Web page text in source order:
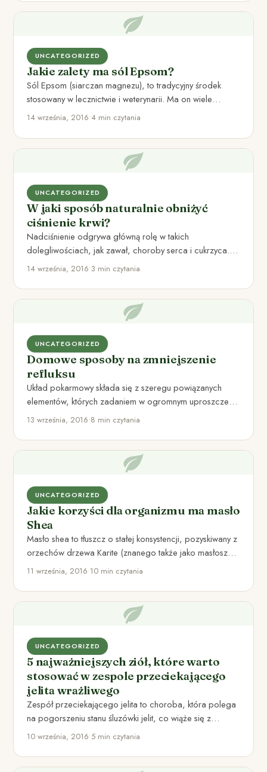
UNCATEGORIZED
Jakie zalety ma sól Epsom?
Sól Epsom (siarczan magnezu), to tradycyjny środek
stosowany w lecznictwie i weterynarii. Ma on wiele
korzyści zdrowotnych, stosuje…
14 września, 2016•4 min czytania
UNCATEGORIZED
W jaki sposób naturalnie obniżyć
ciśnienie krwi?
Nadciśnienie odgrywa główną rolę w takich
dolegliwościach, jak zawał, choroby serca i cukrzyca.
Nadciśnienie nie boli, ale niszczy…
14 września, 2016•3 min czytania
UNCATEGORIZED
Domowe sposoby na zmniejszenie
refluksu
Układ pokarmowy składa się z szeregu powiązanych
elementów, których zadaniem w ogromnym uproszczeniu
jest przetworzenie pokarmu na składniki…
13 września, 2016•8 min czytania
UNCATEGORIZED
Jakie korzyści dla organizmu ma masło
Shea
Masło shea to tłuszcz o stałej konsystencji, pozyskiwany z
orzechów drzewa Karite (znanego także jako masłosz
parka), które…
11 września, 2016•10 min czytania
UNCATEGORIZED
5 najważniejszych ziół, które warto
stosować w zespole przeciekającego
jelita wrażliwego
Zespół przeciekającego jelita to choroba, która polega
na pogorszeniu stanu śluzówki jelit, co wiąże się z
dodatkowymi dolegliwościami…
10 września, 2016•5 min czytania